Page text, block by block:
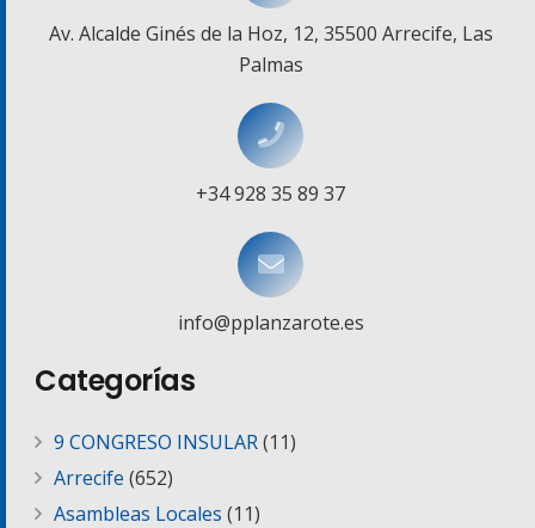
Av. Alcalde Ginés de la Hoz, 12, 35500 Arrecife, Las
Palmas
+34 928 35 89 37
info@pplanzarote.es
Categorías
9 CONGRESO INSULAR(11)
Arrecife (652)
Asambleas Locales (11)